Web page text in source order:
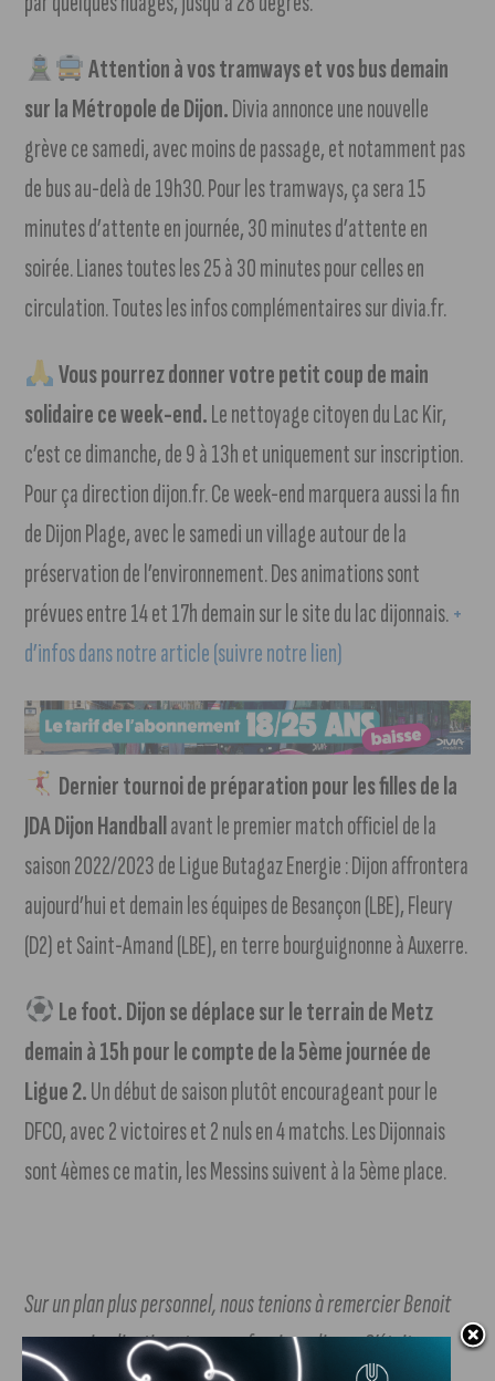
Attention à vos tramways et vos bus demain
sur la Métropole de Dijon.Divia annonce une nouvelle
grève ce samedi, avec moins de passage, et notamment pas
de bus au-delà de 19h30. Pour les tramways, ça sera 15
minutes d’attente en journée, 30 minutes d’attente en
soirée. Lianes toutes les 25 à 30 minutes pour celles en
circulation. Toutes les infos complémentaires sur divia.fr.
Vous pourrez donner votre petit coup de main
solidaire ce week-end.Le nettoyage citoyen du Lac Kir,
c’est ce dimanche, de 9 à 13h et uniquement sur inscription.
Pour ça direction dijon.fr. Ce week-end marquera aussi la fin
de Dijon Plage, avec le samedi un village autour de la
préservation de l’environnement. Des animations sont
prévues entre 14 et 17h demain sur le site du lac dijonnais.+
d’infos dans notre article (suivre notre lien)
Dernier tournoi de préparation pour les filles de la
JDA Dijon Handballavant le premier match officiel de la
saison 2022/2023 de Ligue Butagaz Energie : Dijon affrontera
aujourd’hui et demain les équipes de Besançon (LBE), Fleury
(D2) et Saint-Amand (LBE), en terre bourguignonne à Auxerre.
Le foot. Dijon se déplace sur le terrain de Metz
demain à 15h pour le compte de la 5ème journée de
Ligue 2.Un début de saison plutôt encourageant pour le
DFCO, avec 2 victoires et 2 nuls en 4 matchs. Les Dijonnais
sont 4èmes ce matin, les Messins suivent à la 5ème place.
Sur un plan plus personnel, nous tenions à remercier Benoit
pour son implication et son professionnalisme. C’était son